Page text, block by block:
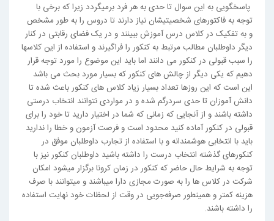
پاسخگویی به این سوال تا حدی به هر فرد برمیگردد زیرا که برخی با
توجه به فاکتورهای شخصیتی­شان نیاز دارند تا دروس را به طور مشخص
و به تفکیک در کلاس درس آموزش ببینند و در یک فضای رقابتی در کنار
دیگر داوطلبان مطالب مرتبط به کنکور را فراگیرند و استفاده از این کلاس­ها
را سبب قبولی در کنکور می دانند اما باید این موضوع را مورد توجه قرار
دهیم که یکی دیگر از چالش های کنکور که بسیار مورد بحث می باشد
این است که این روزها تعداد بسیار زیاد کلاس های کنکور باعث شده تا
دانش آموزان تا حدی سردرگم شده و در مواردی نتوانند انتخاب درستی
داشته باشند و از آنجایی که زمانی که شما در اختیار دارید تا خود را برای
قبولی در کنکور آماده کنید محدود است و فرصت آزمون و خطا را ندارید
باید با انتخابی هوشمندانه و با استفاده از تجارب داوطلبان موفق در
کنکور­های گذشته انتخاب درست را داشته باشید داوطلبان کنکور نیز با
توجه به شرایط حال حاضر که کنکور در زمان کرونا برگزار میشود امکان
شرکت در کلاس ها را به صورت مجازی دارا می­باشند و می­توانند با صرف
هزینه کمتر و همینطور صرفه‌جویی در وقت از لحظات خود نهایت استفاده
را داشته باشند.